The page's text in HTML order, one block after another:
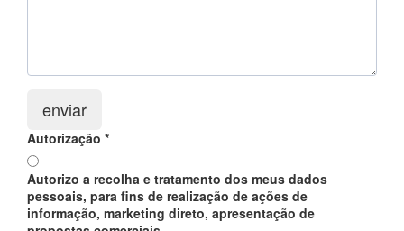
enviar
Autorização *
Autorizo a recolha e tratamento dos meus dados
pessoais, para fins de realização de ações de
informação, marketing direto, apresentação de